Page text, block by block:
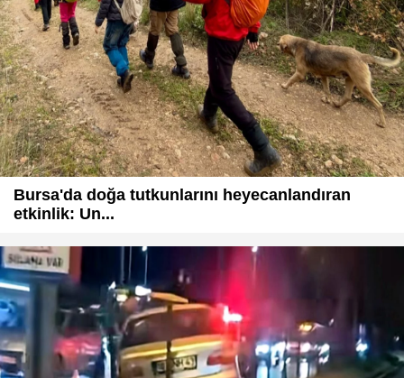
Bursa'da doğa tutkunlarını heyecanlandıran
etkinlik: Un...